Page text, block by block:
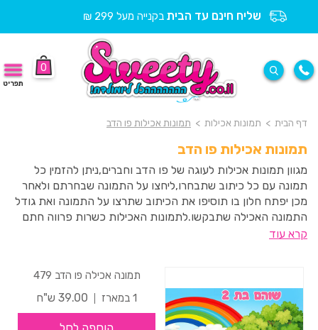
שליח חינם עד הבית בקנייה מעל 299 ₪
0
תפריט
דף הבית > תמונות אכילות > תמונות אכילות פו הדב
תמונות אכילות פו הדב
מגוון תמונות אכילות לעוגה של פו הדב וחברים,ניתן להזמין כל
תמונה עם כל כיתוב שתבחרו,ליחצו על התמונה שבחרתם ולאחר
מכן יפתח חלון בו תוסיפו את הכיתוב שתרצו על התמונה ואת גודל
התמונה האכילה שתבקשו.לתמונות האכילות כשרות פרווה חתם
סופר העדה החרדית ואינן מכילות גלוטן.
קרא עוד
תמונה אכילה פו הדב 479
1 במארז
39.00 ש"ח